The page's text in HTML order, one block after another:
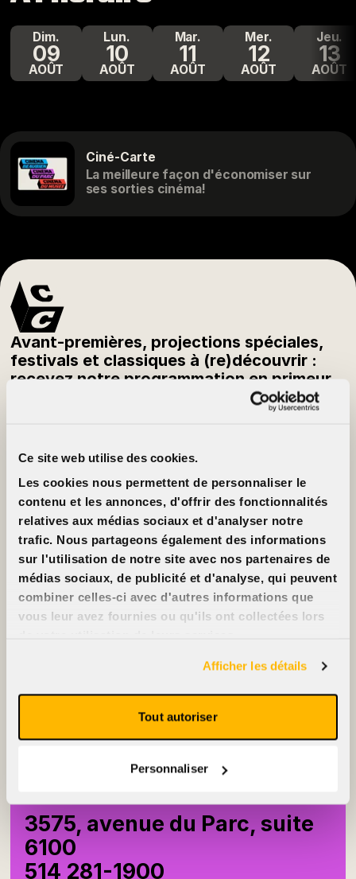
Ce site web utilise des cookies.
Les cookies nous permettent de personnaliser le
contenu et les annonces, d'offrir des fonctionnalités
relatives aux médias sociaux et d'analyser notre
trafic. Nous partageons également des informations
sur l'utilisation de notre site avec nos partenaires de
médias sociaux, de publicité et d'analyse, qui peuvent
combiner celles-ci avec d'autres informations que
vous leur avez fournies ou qu'ils ont collectées lors
Afficher les détails
Tout autoriser
Personnaliser
dim.
09
AOÛT
lun.
10
AOÛT
mar.
11
AOÛT
mer.
12
AOÛT
jeu.
13
AOÛT
Ciné-Carte
La meilleure façon d'économiser sur
ses sorties cinéma!
Avant-premières, projections spéciales,
festivals et classiques à (re)découvrir :
recevez notre programmation en primeur
Infos
Tarifs
Ciné-cartes
Locations
FAQ
Accessibilité
Annoncez sur nos
écrans
Nous soutenir
À propos
Cinéma Cinéma
Partenaires
Emplois
Nous joindre
3575, avenue du Parc, suite
6100
514 281-1900